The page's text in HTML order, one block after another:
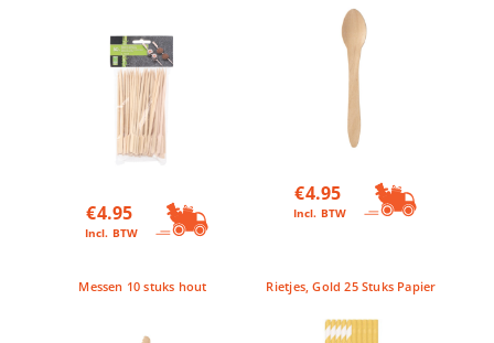
€4.95
Incl. BTW
€4.95
Incl. BTW
Messen 10 stuks hout Rietjes, Gold 25 Stuks Papier